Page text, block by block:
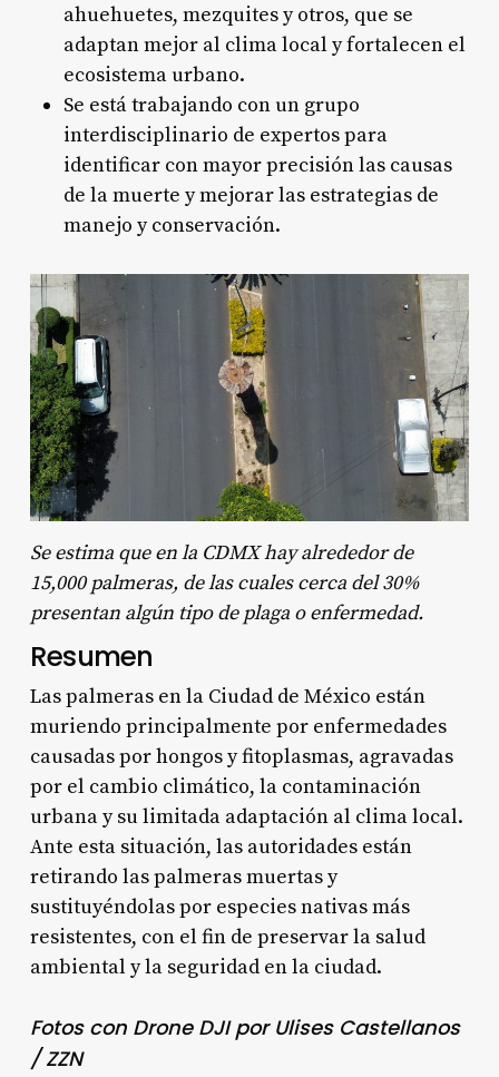
ahuehuetes, mezquites y otros, que se
adaptan mejor al clima local y fortalecen el
ecosistema urbano.
Se está trabajando con un grupo
interdisciplinario de expertos para
identificar con mayor precisión las causas
de la muerte y mejorar las estrategias de
manejo y conservación.
Se estima que en la CDMX hay alrededor de
15,000 palmeras, de las cuales cerca del 30%
presentan algún tipo de plaga o enfermedad.
Resumen
Las palmeras en la Ciudad de México están
muriendo principalmente por enfermedades
causadas por hongos y fitoplasmas, agravadas
por el cambio climático, la contaminación
urbana y su limitada adaptación al clima local.
Ante esta situación, las autoridades están
retirando las palmeras muertas y
sustituyéndolas por especies nativas más
resistentes, con el fin de preservar la salud
ambiental y la seguridad en la ciudad.
Fotos con Drone DJI por Ulises Castellanos
/ ZZN